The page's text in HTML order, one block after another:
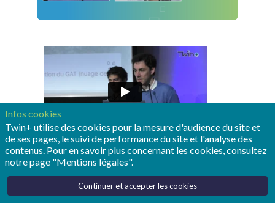
Infos cookies
Twin+ utilise des cookies pour la mesure d'audience du site et
de ses pages, le suivi de performance du site et l'analyse des
contenus. Pour en savoir plus concernant les cookies, consultez
notre page "Mentions légales".
Continuer et accepter les cookies